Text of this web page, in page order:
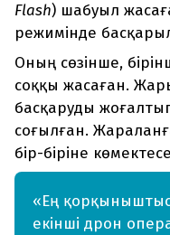
Flash) шабуыл
режимінде
Оның сөзінше,
соққы жасаған.
басқаруды
соғылған.
бір-біріне
«Ең
екінші дрон